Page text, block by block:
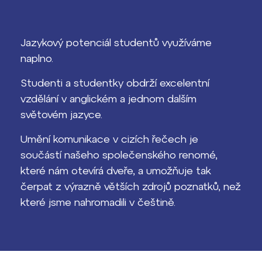
Maturitní zkoušky
Europass
FOCUSing
Zahraniční stipendia
ČAG studentský
Maturitní témata
Harmonogram školního roku
Bakaláři
Office 365
Jazykový potenciál studentů využíváme
naplno.
Studenti a studentky obdrží excelentní
vzdělání v anglickém a jednom dalším
světovém jazyce.
Umění komunikace v cizích řečech je
součástí našeho společenského renomé,
které nám otevírá dveře, a umožňuje tak
čerpat z výrazně větších zdrojů poznatků, než
které jsme nahromadili v češtině.